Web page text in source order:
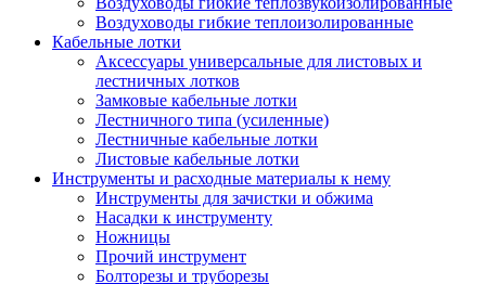
Воздуховоды гибкие теплоизолированные
Кабельные лотки
Аксессуары универсальные для листовых и
лестничных лотков
Замковые кабельные лотки
Лестничного типа (усиленные)
Лестничные кабельные лотки
Листовые кабельные лотки
Инструменты и расходные материалы к нему
Инструменты для зачистки и обжима
Насадки к инструменту
Ножницы
Прочий инструмент
Болторезы и труборезы